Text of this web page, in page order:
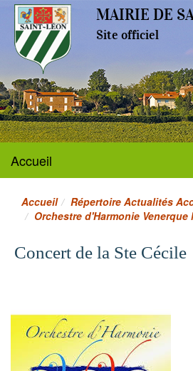
MAIRIE DE
Site officiel
Accueil
Accueil
Répertoire Actualités
Orchestre d'Harmonie Venerque
Concert de la Ste Cécile